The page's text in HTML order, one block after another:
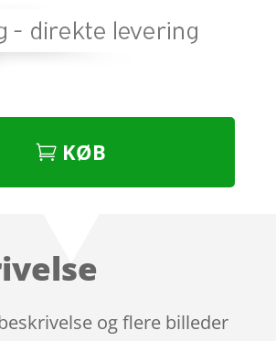
KØB
og flere billeder